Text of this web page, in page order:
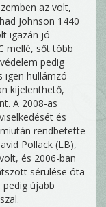
az volt,
Johnson 1440
igazán jó
mellé, sőt több
pedig
igen hullámzó
kijelenthető,
A 2008-as
és
rendbetette
Pollack (LB),
és 2006-ban
sérülése óta
újabb